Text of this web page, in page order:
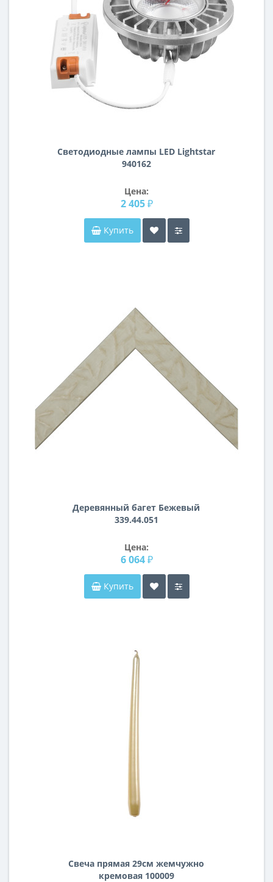
Светодиодные лампы LED Lightstar
940162
Цена:
2 405 ₽
Купить
Деревянный багет Бежевый
339.44.051
Цена:
6 064 ₽
Купить
Свеча прямая 29см жемчужно
кремовая 100009